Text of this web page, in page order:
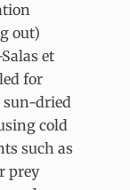
out)
et
for
sun-dried
cold
such as
prey